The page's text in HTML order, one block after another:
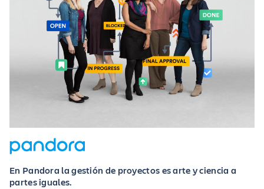
En Pandora la gestión de proyectos es arte y ciencia a
partes iguales.